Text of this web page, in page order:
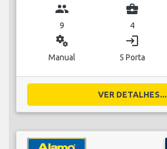
group
9
business_center
4
miscellaneous_services
Manual
login
5 Porta
VER DETALHES...